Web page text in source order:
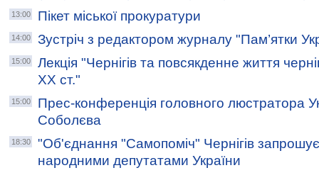
13:00 Пікет міської прокуратури
14:00 Зустріч з редактором журналу "Пам’ятки
15:00
Лекція "Чернігів та повсякденне життя
ХХ ст."
15:00
Прес-конференція головного люстратора
Соболєва
18:30
"Об'єднання "Самопоміч" Чернігів запрошує
народними депутатами України